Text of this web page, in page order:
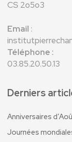
CS 2o5o3
Email :
Téléphone :
03.85.20.50.13
Derniers
Anniversaires
Journées